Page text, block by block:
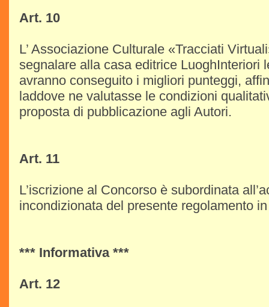
Art. 10
L’ Associazione Culturale «Tracciati
segnalare alla casa editrice LuoghInteriori
avranno conseguito i migliori punteggi,
laddove ne valutasse le condizioni
proposta di pubblicazione agli Autori.
Art. 11
L’iscrizione al Concorso è subordinata
incondizionata del presente regolamento
*** Informativa ***
Art. 12